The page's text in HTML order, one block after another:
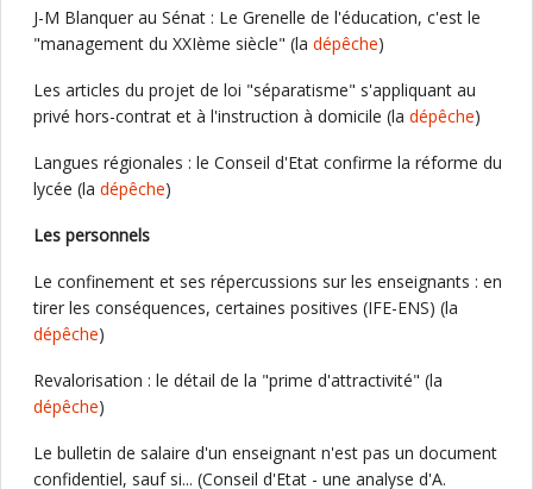
J-M Blanquer au Sénat : Le Grenelle de l'éducation, c'est le
"management du XXIème siècle" (la dépêche)
Les articles du projet de loi "séparatisme" s'appliquant au
privé hors-contrat et à l'instruction à domicile (la dépêche)
Langues régionales : le Conseil d'Etat confirme la réforme du
lycée (la dépêche)
Les personnels
Le confinement et ses répercussions sur les enseignants : en
tirer les conséquences, certaines positives (IFE-ENS) (la
dépêche)
Revalorisation : le détail de la "prime d'attractivité" (la
dépêche)
Le bulletin de salaire d'un enseignant n'est pas un document
confidentiel, sauf si... (Conseil d'Etat - une analyse d'A.